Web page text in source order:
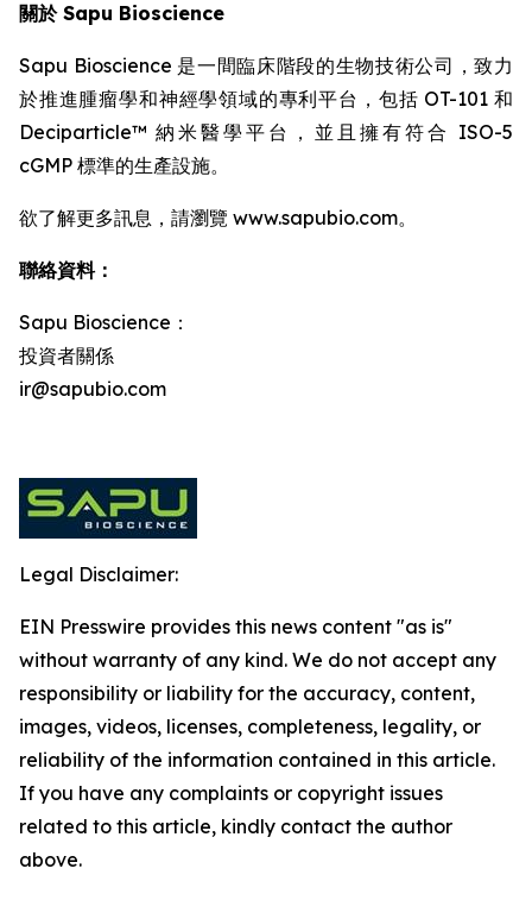
關於 Sapu Bioscience
Sapu Bioscience 是一間臨床階段的生物技術公司，致力
於推進腫瘤學和神經學領域的專利平台，包括 OT-101 和
Deciparticle™ 納米醫學平台，並且擁有符合 ISO-5
cGMP 標準的生產設施。
欲了解更多訊息，請瀏覽 www.sapubio.com。
聯絡資料：
Sapu Bioscience：
投資者關係
ir@sapubio.com
Legal Disclaimer:
EIN Presswire provides this news content "as is"
without warranty of any kind. We do not accept any
responsibility or liability for the accuracy, content,
images, videos, licenses, completeness, legality, or
reliability of the information contained in this article.
If you have any complaints or copyright issues
related to this article, kindly contact the author
above.